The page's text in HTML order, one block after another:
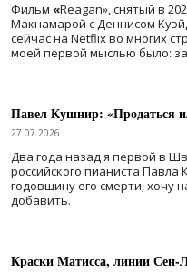
Фильм «Reagan», снятый в
Макнамарой с Деннисом
сейчас на Netflix во многих
моей первой мыслью было:
Павел Кушнир: «Продаться
27.07.2026
Два года назад я первой в
российского пианиста
годовщину его смерти, хочу
добавить.
Краски Матисса, линии Сен-